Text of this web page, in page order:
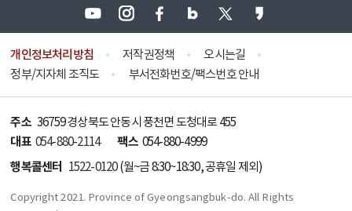
개인정보처리방침 저작권정책
오시는길
정부/지자체 조직도
부서전화번호/팩스번호 안내
주소 36759 경상북도 안동시 풍천면 도청대로 455
대표 054-880-2114 팩스 054-880-4999
행복콜센터 1522-0120(월~금 8:30~18:30, 공휴일 제외)
Copyright 2021. Province of Gyeongsangbuk-do. All Rights